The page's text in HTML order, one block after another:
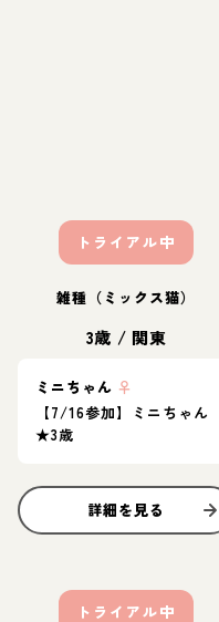
トライアル中
雑種（ミックス猫）
3歳 / 関東
ミニちゃん ♀
【7/16参加】ミニちゃん
★3歳
詳細を見る
トライアル中